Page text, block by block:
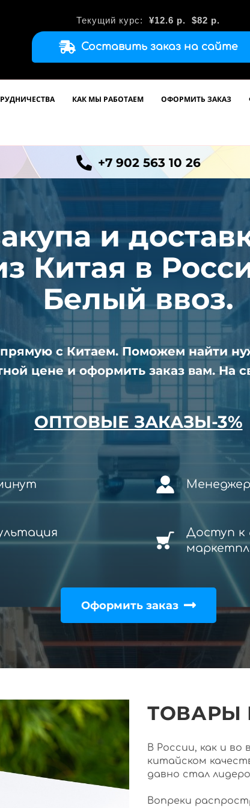
Текущий курс: ¥12.6 р. $82 р.
Составить заказ на сайте
КАК МЫ РАБОТАЕМ ОФОРМИТЬ ЗАКАЗ
+7 902 563 10 26
и
Китая в
Белый ввоз.
с Китаем. Поможем найти
цене и оформить заказ вам. На
ОПТОВЫЕ ЗАКАЗЫ-3%
Доступ к
Оформить заказ
ТОВАРЫ
В России, как и
китайском
давно стал
Вопреки